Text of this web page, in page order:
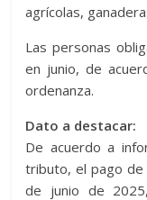
agrícolas,
Las personas
en junio, de
ordenanza.
Dato a destacar:
De acuerdo a
tributo, el pago de
de junio de